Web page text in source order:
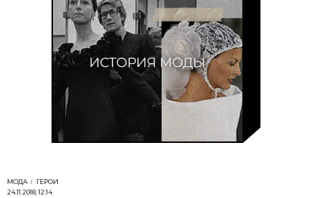
МОДА
ГЕРОИ
24.11.2018, 12:14